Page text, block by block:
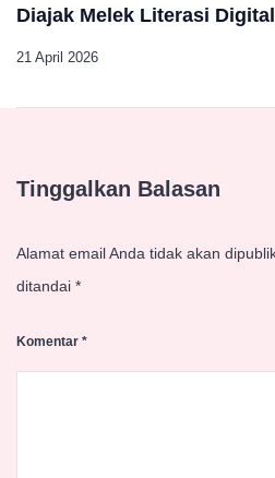
Diajak Melek Literasi
21 April 2026
Tinggalkan Balasan
Alamat email Anda tidak akan
ditandai *
Komentar *